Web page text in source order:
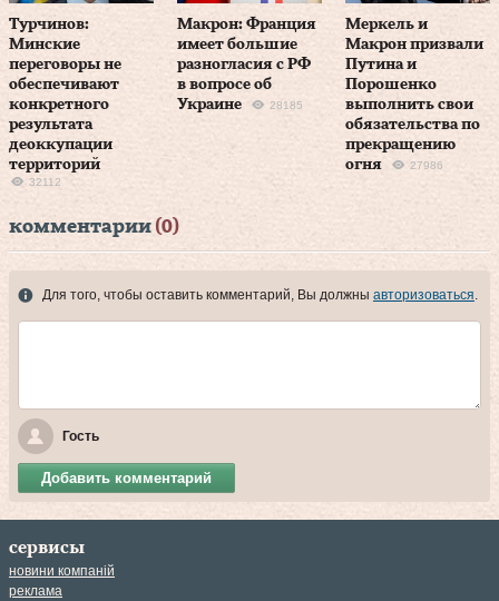
Турчинов:
Минские
переговоры не
обеспечивают
конкретного
результата
деоккупации
территорий
32112
Макрон: Франция
имеет большие
разногласия с РФ
в вопросе об
Украине
28185
Меркель и
Макрон призвали
Путина и
Порошенко
выполнить свои
обязательства по
прекращению
огня
27986
комментарии (0)
Для того, чтобы оставить комментарий, Вы должны авторизоваться.
Гость
Добавить комментарий
сервисы
новини компаній
реклама